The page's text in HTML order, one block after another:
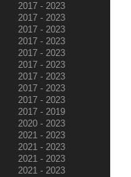
2017 - 2023
2017 - 2023
2017 - 2023
2017 - 2023
2017 - 2023
2017 - 2023
2017 - 2023
2017 - 2023
2017 - 2023
2017 - 2019
2020 - 2023
2021 - 2023
2021 - 2023
2021 - 2023
2021 - 2023